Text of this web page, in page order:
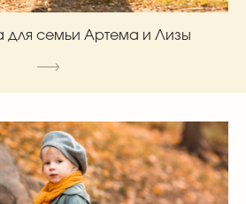
для семьи Артема и Лизы